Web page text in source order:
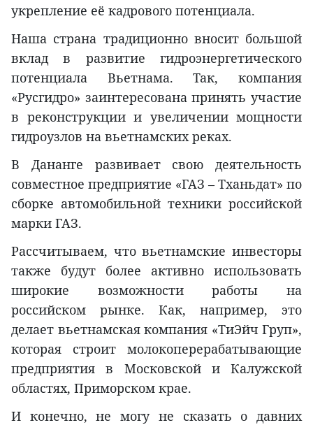
укрепление её кадрового потенциала.
Наша страна традиционно вносит большой
вклад в развитие гидроэнергетического
потенциала Вьетнама. Так, компания
«Русгидро» заинтересована принять участие
в реконструкции и увеличении мощности
гидроузлов на вьетнамских реках.
В Дананге развивает свою деятельность
совместное предприятие «ГАЗ – Тханьдат» по
сборке автомобильной техники российской
марки ГАЗ.
Рассчитываем, что вьетнамские инвесторы
также будут более активно использовать
широкие возможности работы на
российском рынке. Как, например, это
делает вьетнамская компания «ТиЭйч Груп»,
которая строит молокоперерабатывающие
предприятия в Московской и Калужской
областях, Приморском крае.
И конечно, не могу не сказать о давних